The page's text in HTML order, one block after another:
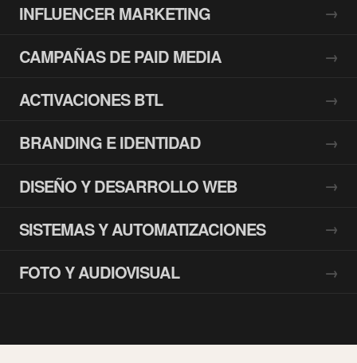
INFLUENCER MARKETING
CAMPAÑAS DE PAID MEDIA
ACTIVACIONES BTL
BRANDING E IDENTIDAD
DISEÑO Y DESARROLLO WEB
SISTEMAS Y AUTOMATIZACIONES
FOTO Y AUDIOVISUAL